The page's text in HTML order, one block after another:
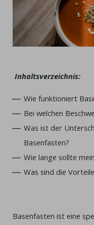
Inhaltsverzeichnis:
Wie funktioniert
Bei welchen
Was ist der
Basenfasten?
Wie lange sollte
Was sind die
Basenfasten ist eine